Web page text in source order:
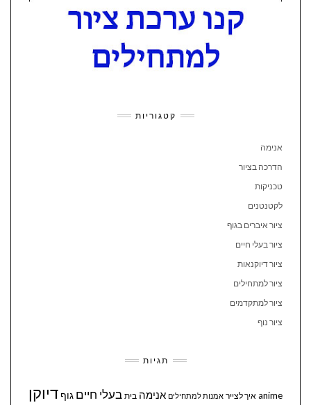
קטגוריות
אנימה
הדרכה בציור
טכניקות
לקטנטנים
ציור איברים בגוף
ציור בעלי חיים
ציור דיוקנאות
ציור למתחילים
ציור למתקדמים
ציור נוף
תגיות
anime איך לצייר אמנות למתחילים אנימה בית בעלי חיים גוףדיוקן